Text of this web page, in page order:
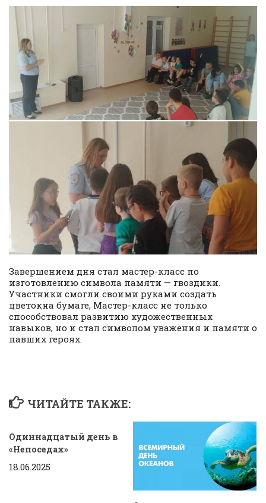
Завершением дня стал мастер-класс по
изготовлению символа памяти — гвоздики.
Участники смогли своими руками создать
цветокна бумаге, Мастер-класс не только
способствовал развитию художественных
навыков, но и стал символом уважения и памяти о
павших героях.
ЧИТАЙТЕ ТАКЖЕ:
Одиннадцатый день в
«Непоседах»
18.06.2025